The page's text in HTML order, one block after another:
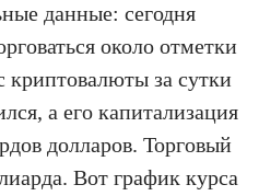
данные: сегодня
около отметки
криптовалюты за сутки
а его капитализация
долларов. Торговый
Вот график курса